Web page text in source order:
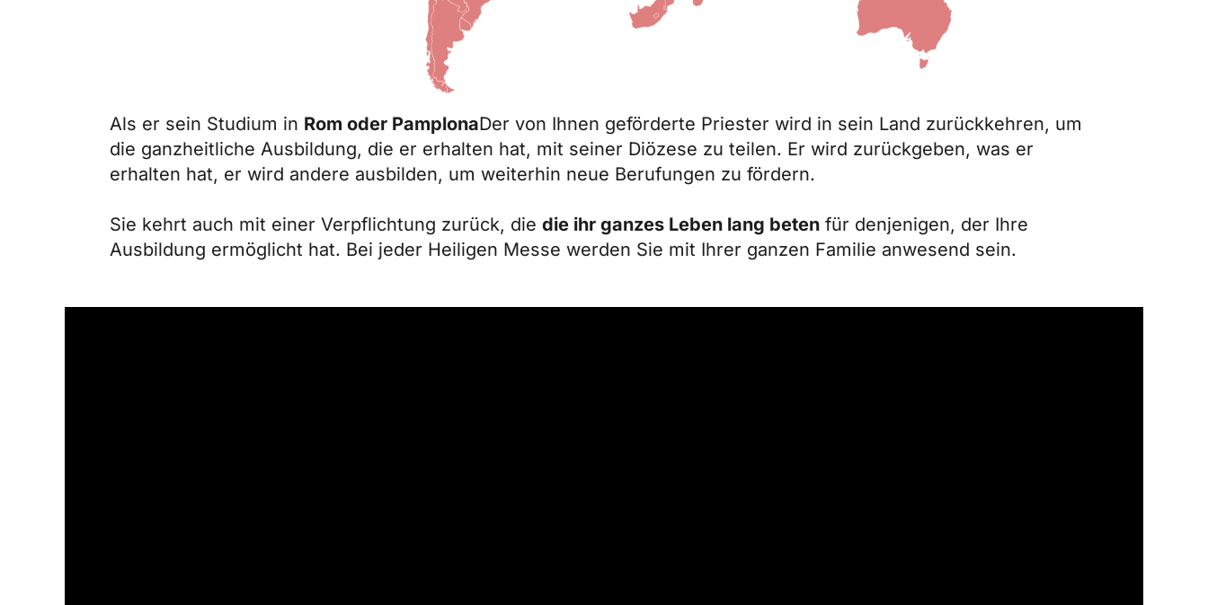
Als er sein Studium in Rom oder PamplonaDer von Ihnen geförderte Priester wird in sein Land zurückkehren, um
die ganzheitliche Ausbildung, die er erhalten hat, mit seiner Diözese zu teilen. Er wird zurückgeben, was er
erhalten hat, er wird andere ausbilden, um weiterhin neue Berufungen zu fördern.
Sie kehrt auch mit einer Verpflichtung zurück, die die ihr ganzes Leben lang beten für denjenigen, der Ihre
Ausbildung ermöglicht hat. Bei jeder Heiligen Messe werden Sie mit Ihrer ganzen Familie anwesend sein.